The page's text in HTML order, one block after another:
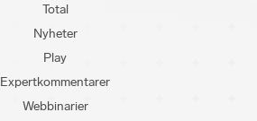
Total
Nyheter
Play
Expertkommentarer
Webbinarier